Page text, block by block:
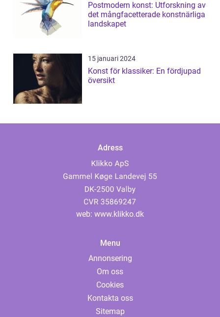
Postmodern konst: Utforskning av
det mångfacetterade konstnärliga
landskapet
15 januari 2024
Konst för klassiker: En fördjupad
översikt
Adress
web: www.klikko.dk
Menu
Annonsering
Om oss
Cookies
Kontakta oss
Sitemap